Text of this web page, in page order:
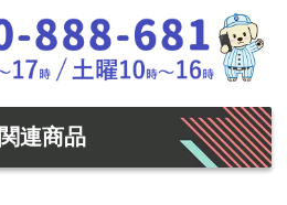
関連商品